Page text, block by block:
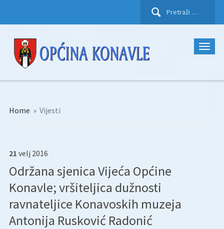
Pretraži:
Home » Vijesti
21 velj 2016
Održana sjenica Vijeća Općine
Konavle; vršiteljica dužnosti
ravnateljice Konavoskih muzeja
Antonija Rusković Radonić